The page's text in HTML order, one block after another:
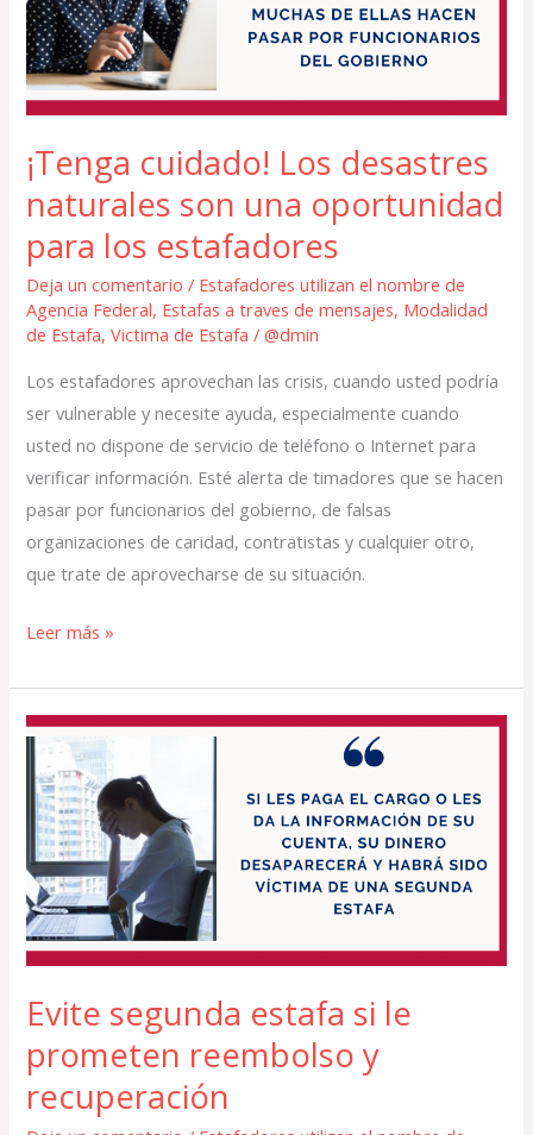
¡Tenga cuidado! Los desastres
naturales son una oportunidad
para los estafadores
Deja un comentario / Estafadores utilizan el nombre de
Agencia Federal, Estafas a traves de mensajes, Modalidad
de Estafa,Victima de Estafa /@dmin
Los estafadores aprovechan las crisis, cuando usted podría
ser vulnerable y necesite ayuda, especialmente cuando
usted no dispone de servicio de teléfono o Internet para
verificar información. Esté alerta de timadores que se hacen
pasar por funcionarios del gobierno, de falsas
organizaciones de caridad, contratistas y cualquier otro,
que trate de aprovecharse de su situación.
naturales
son
una
oportunidad
los
estafadores
Leer más »
Evite segunda estafa si le
prometen reembolso y
recuperación
Evite
segunda
estafa
le
prometen
reembolso
y